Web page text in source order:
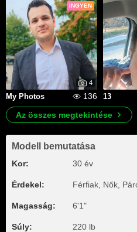
INGYEN
4
My Photos 136 13
Az összes megtekintése
Modell bemutatása
Kor: 30 év
Érdekel: Férfiak, Nők,
Magasság: 6'1"
Súly: 220 lb